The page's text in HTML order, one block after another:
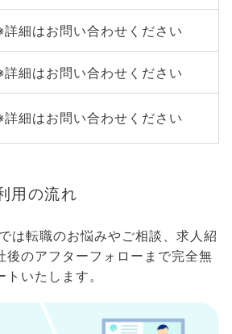
詳細はお問い合わせください
詳細はお問い合わせください
詳細はお問い合わせください
用の流れ
は転職のお悩みやご相談、求人紹
後のアフターフォローまで完全無
いたします。